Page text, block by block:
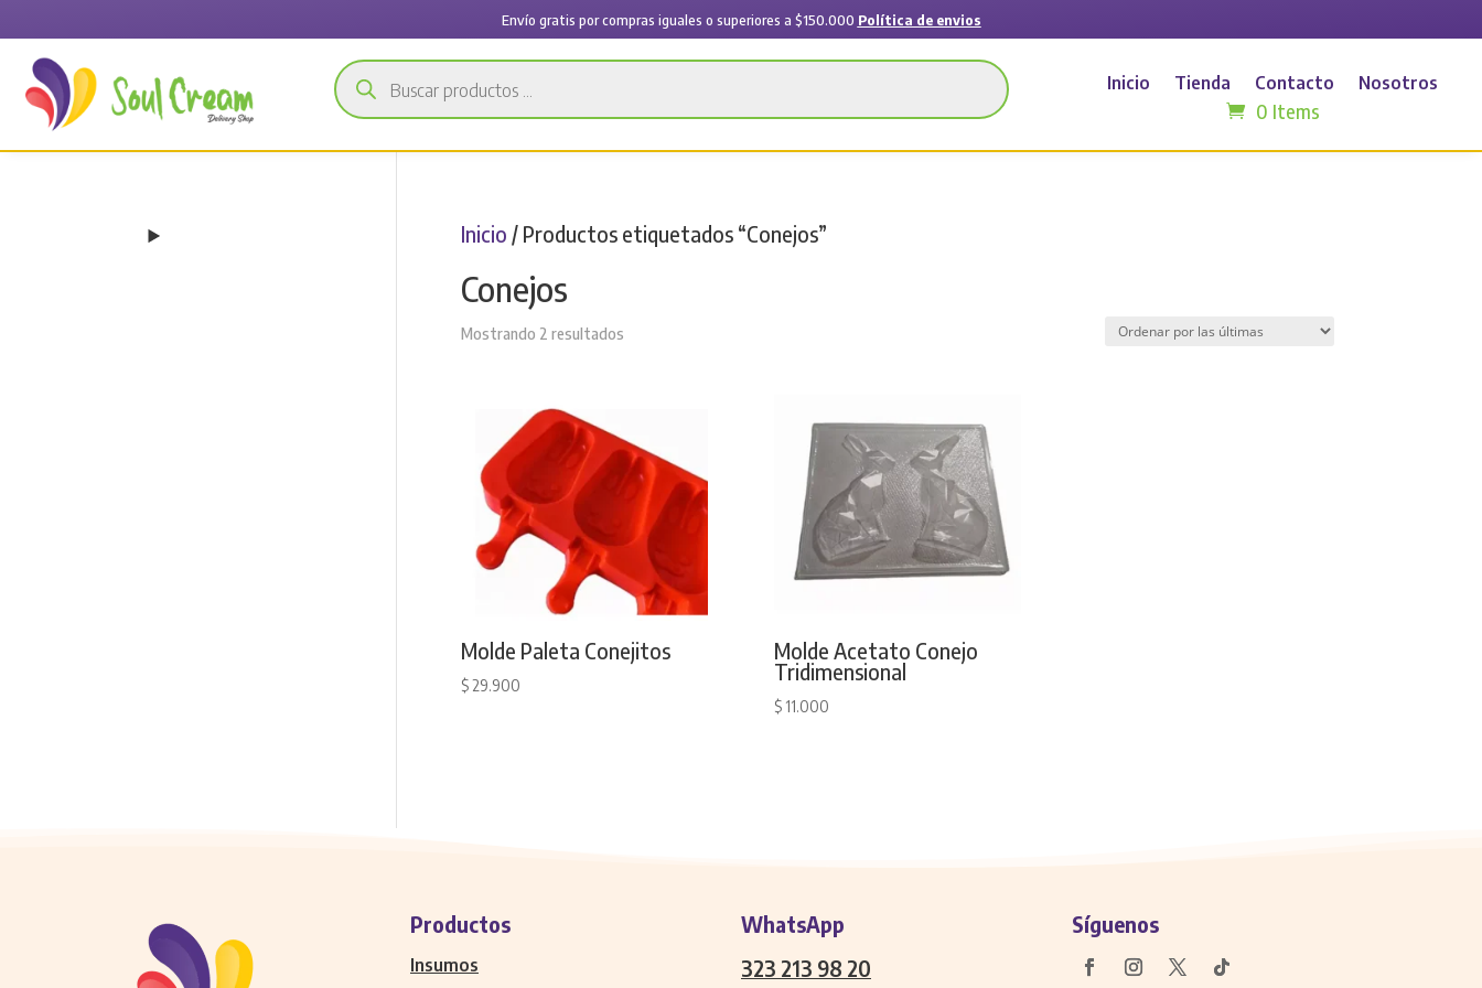
Envío gratis por compras iguales o superiores a $150.000 Política de envios
Búsqueda
de
productos
Inicio Tienda Contacto Nosotros
0 Items
Inicio / Productos etiquetados “Conejos”
Conejos
Mostrando 2 resultadosSorted
Molde Paleta Conejitos
$29.900
Molde Acetato Conejo
Tridimensional
$11.000
Productos
Insumos
WhatsApp
323 213 98 20
Síguenos